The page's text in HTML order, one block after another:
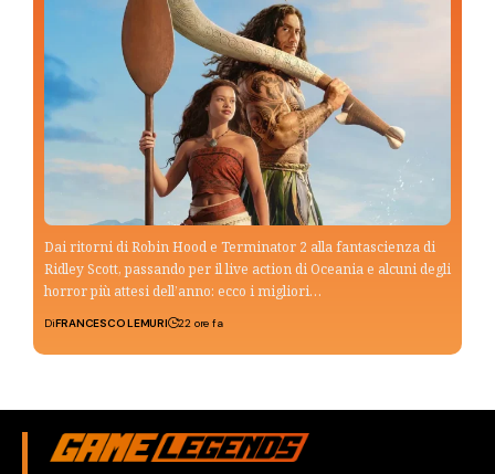
Dai ritorni di Robin Hood e Terminator 2 alla fantascienza di
Ridley Scott, passando per il live action di Oceania e alcuni degli
horror più attesi dell’anno: ecco i migliori…
DiFRANCESCO LEMURI 22 ore fa